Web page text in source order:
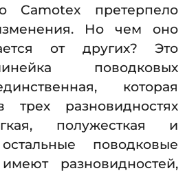
Camotex претерпело
Но чем оно
от других? Это
поводковых
которая
трех разновидностях
полужесткая и
поводковые
разновидностей,